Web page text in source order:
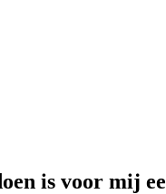
is voor mij